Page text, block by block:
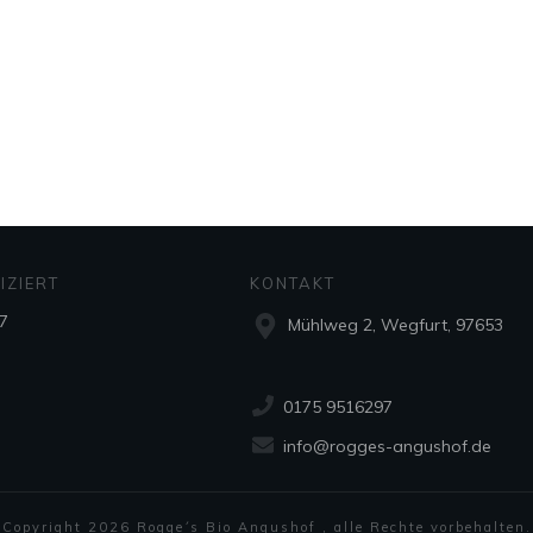
KONTAKT
Mühlweg 2, Wegfurt, 97653
0175 9516297
info@rogges-angushof.de
Copyright 2026 Rogge´s Bio Angushof , alle Rechte vorbehalten.